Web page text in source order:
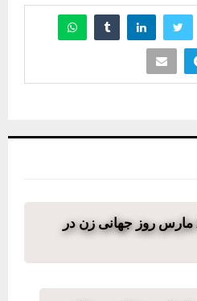
برگزاری مراسم ٨ مارس روز جهانی زن در